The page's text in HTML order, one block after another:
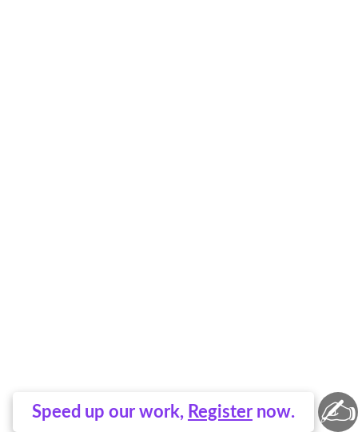
Speed up our work, Register now. ✍